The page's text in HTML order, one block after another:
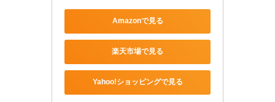
Amazonで見る
楽天市場で見る
Yahoo!ショッピングで見る